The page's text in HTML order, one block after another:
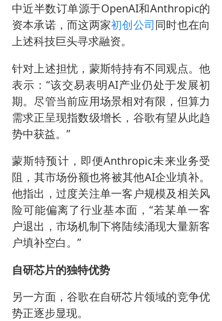
中近半数订单源于OpenAI和Anthropic的
资本承诺，而这两家初创公司同时也在向
上述科技巨头寻求融资。
针对上述担忧，蒙斯特持有不同观点。他
表示：“该交易表明AI产业仍处于发展初
期。尽管当前应用场景相对有限，但算力
需求正呈现指数级增长，谷歌有望从此趋
势中获益。”
蒙斯特预计，即便Anthropic未来业务受
阻，其市场份额也将被其他AI企业填补。
他指出，过度关注单一客户规模及相关风
险可能偏离了行业基本面，“若某单一客
户退出，市场机制下将陆续涌现大量新客
户填补空白。”
自研芯片的独特优势
另一方面，谷歌在自研芯片领域的竞争优
势正逐步显现。